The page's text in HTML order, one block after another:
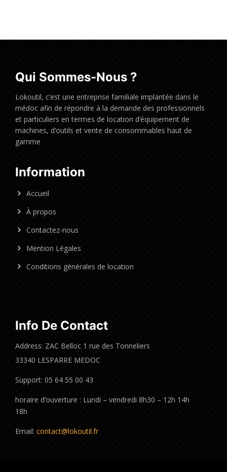
Qui Sommes-Nous ?
Lokoutil, c’est une entreprise familiale implantée dans le
médoc afin de répondre à la demande des professionnels
et particuliers en termes de location d’équipement de
machines, d’outils et vente de consommables haut de
gamme
Information
Accueil
À propos
Contactez-nous
Mention Légales
Conditions générales de location
Info De Contact
Address: ZAC Belloc 1 rue des Tonneliers
33340 LESPARRE MEDOC
Support: 05 64 55 00 43
horaire d’ouverture : Lundi – vendredi 8h30 – 12h 14h
18h
Email: contact@lokoutil.fr